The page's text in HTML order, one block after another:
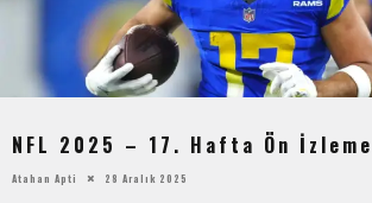
NFL 2025 – 17. Hafta Ön
Atahan Apti 28 Aralık 2025